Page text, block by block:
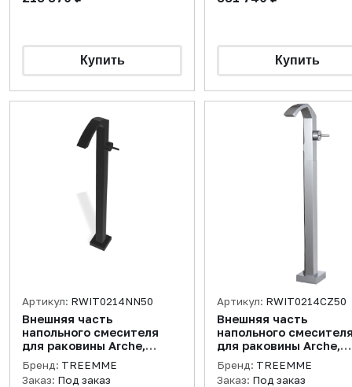
Артикул: RWIT0214NN50
Внешняя часть
напольного смесителя
для раковины Arche,
черный матовый
Бренд: TREEMME
Заказ: Под заказ
Артикул: RWIT0214CZ50
Внешняя часть
напольного
для раковины Arche,
черный хром
брашированный
Бренд: TREEMME
Заказ: Под заказ